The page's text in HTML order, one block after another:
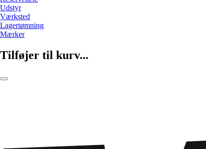
Udstyr
Værksted
Lagertømning
Mærker
Tilføjer til kurv...